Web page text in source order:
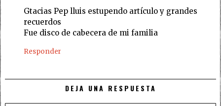
Gtacias Pep lluis estupendo artículo y grandes
recuerdos
Fue disco de cabecera de mi familia
Responder
DEJA UNA RESPUESTA